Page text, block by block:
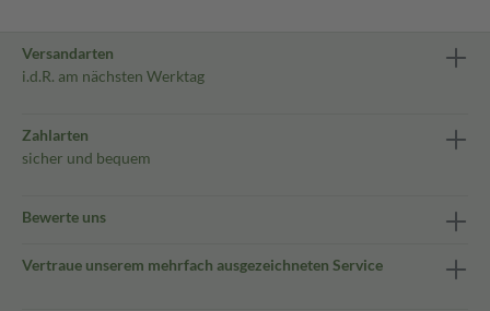
Versandarten
i.d.R. am nächsten Werktag
Zahlarten
sicher und bequem
Bewerte uns
Vertraue unserem mehrfach ausgezeichneten Service